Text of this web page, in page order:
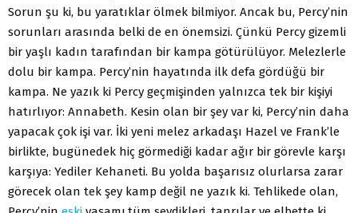
Sorun şu ki, bu yaratıklar ölmek bilmiyor. Ancak bu, Percy’nin
sorunları arasında belki de en önemsizi. Çünkü Percy gizemli
bir yaşlı kadın tarafından bir kampa götürülüyor. Melezlerle
dolu bir kampa. Percy’nin hayatında ilk defa gördüğü bir
kampa. Ne yazık ki Percy geçmişinden yalnızca tek bir kişiyi
hatırlıyor: Annabeth. Kesin olan bir şey var ki, Percy’nin daha
yapacak çok işi var. İki yeni melez arkadaşı Hazel ve Frank’le
birlikte, bugünedek hiç görmediği kadar ağır bir görevle karşı
karşıya: Yediler Kehaneti. Bu yolda başarısız olurlarsa zarar
görecek olan tek şey kamp değil ne yazık ki. Tehlikede olan,